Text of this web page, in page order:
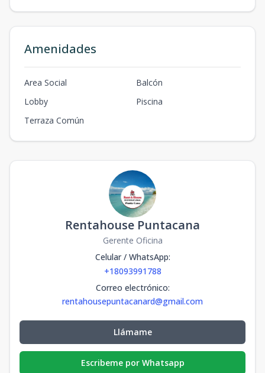
Amenidades
Area Social
Balcón
Lobby
Piscina
Terraza Común
Rentahouse Puntacana
Gerente Oficina
Celular / WhatsApp:
+18093991788
Correo electrónico:
rentahousepuntacanard@gmail.com
Llámame
Escribeme por Whatsapp